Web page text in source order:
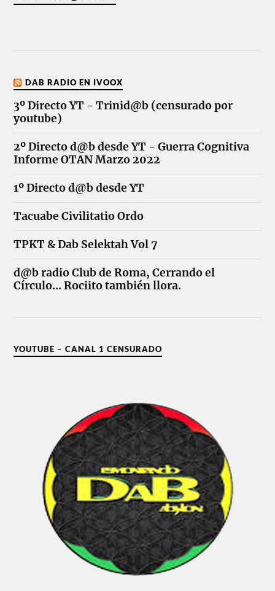
DAB RADIO EN IVOOX
3º Directo YT - Trinid@b (censurado por
youtube)
2º Directo d@b desde YT - Guerra Cognitiva
Informe OTAN Marzo 2022
1º Directo d@b desde YT
Tacuabe Civilitatio Ordo
TPKT & Dab Selektah Vol 7
d@b radio Club de Roma, Cerrando el
Círculo... Rociito también llora.
YOUTUBE – CANAL 1 CENSURADO